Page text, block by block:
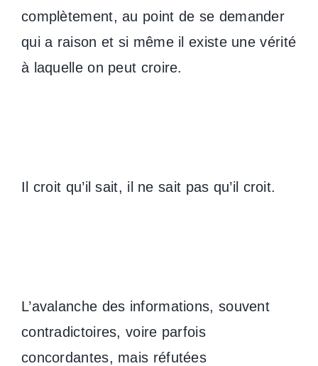
complètement, au point de se demander
qui a raison et si même il existe une vérité
à laquelle on peut croire.
Il croit qu’il sait, il ne sait pas qu’il croit.
L’avalanche des informations, souvent
contradictoires, voire parfois
concordantes, mais réfutées